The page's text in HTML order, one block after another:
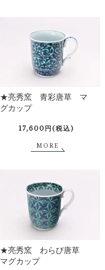
★亮秀窯 青彩唐草 マ
グカップ
17,600円(税込)
MORE
★亮秀窯 わらび唐草
マグカップ